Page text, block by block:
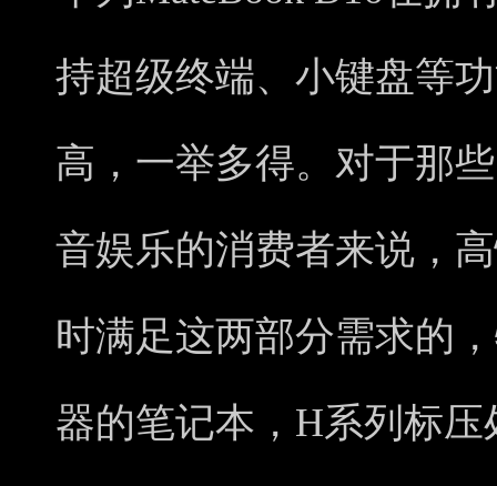
持超级终端、小键盘等
高，一举多得。对于那
音娱乐的消费者来说，
时满足这两部分需求的
器的笔记本，H系列标